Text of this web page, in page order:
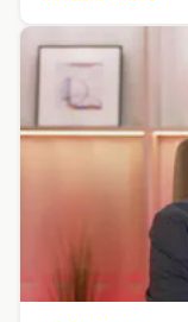
państwowej firmy